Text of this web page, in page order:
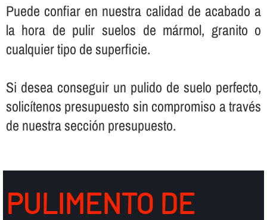
Puede confiar en nuestra calidad de acabado a
la hora de pulir suelos de mármol, granito o
cualquier tipo de superficie.
Si desea conseguir un pulido de suelo perfecto,
solicí­tenos presupuesto sin compromiso a través
de nuestra sección presupuesto.
PULIMENTO DE